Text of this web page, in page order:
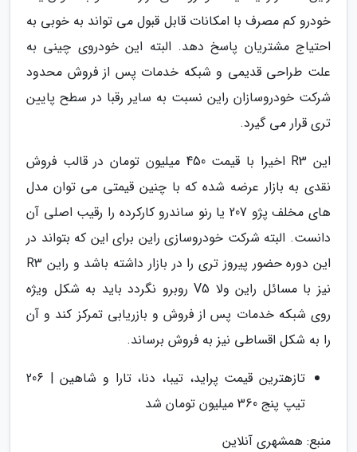
خودرو کم مصرف با امکانات قابل قبول می تواند به خوبی به
احتیاج مشتریان پاسخ دهد. البته این خودروی چینی به
علت طراحی قدیمی و شبکه خدمات پس از فروش محدود
شرکت خودروسازان راین نسبت به سایر رقبا در سطح پایین
تری قرار می گیرد.
این R3 اخیرا با قیمت 450 میلیون تومان در قالب فروش
نقدی به بازار عرضه شده که با چنین قیمتی می توان مدل
های مخلف پژو 207 یا رنو ساندرو کارکرده را رقیب اصلی آن
دانست. البته شرکت خودروسازی راین برای این که بتواند در
این دوره حضور پیروز تری را در بازار داشته باشد و راین R3
نیز با مسائل راین ولا V5 روبرو نگردد باید به شکل ویژه
روی شبکه خدمات پس از فروش و بازریابی تمرکز کند و آن
را به شکل اقساطی نیز به فروش برساند.
تازهترین قیمت پراید، تیبا، دنا، تارا و شاهین | 206
تیپ پنج 360 میلیون تومان شد
منبع: همشهری آنلاین